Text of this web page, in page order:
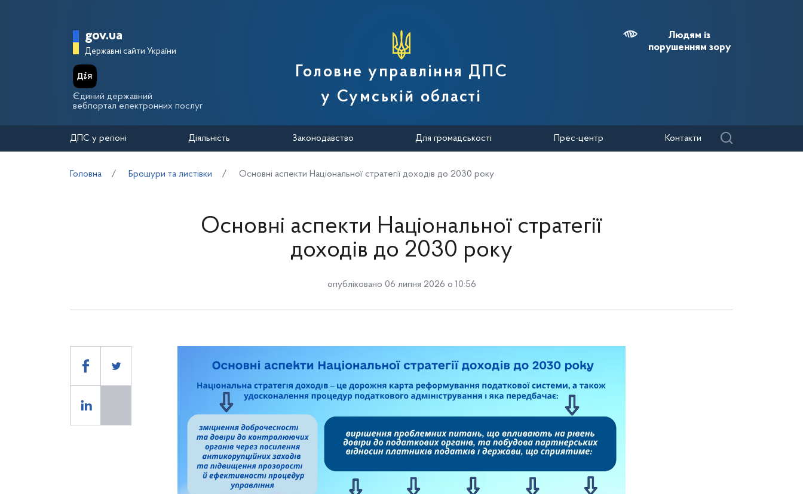
Головна сторінка Державної податкової служби України
gov.ua
Державні сайти України
Єдиний державний
вебпортал електронних послуг
Головне управління ДПС
у Сумській області
Людям із
порушенням зору
ДПС у регіоні Діяльність Законодавство Для громадськості Прес-центр Контакти
Головна Брошури та листівки Основні аспекти Національної стратегії доходів до 2030 року
Основні аспекти Національної стратегії
доходів до 2030 року
опубліковано 06 липня 2026 о 10:56